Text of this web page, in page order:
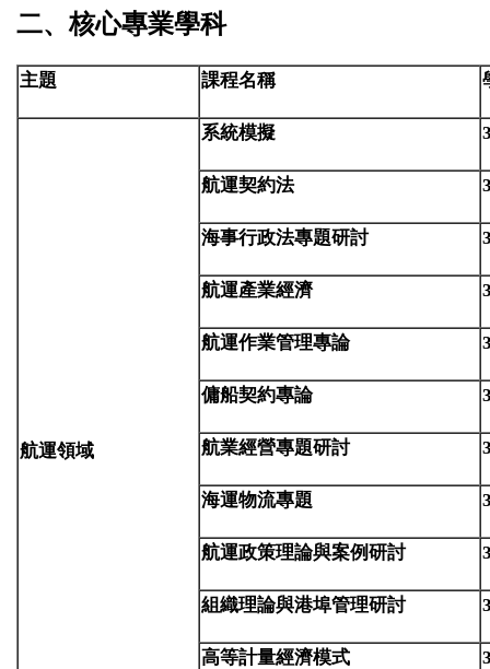
二、核心專業學科
主題 課程名稱
航運領域
系統模擬
航運契約法
海事行政法專題研討
航運產業經濟
航運作業管理專論
傭船契約專論
航業經營專題研討
海運物流專題
航運政策理論與案例研討
組織理論與港埠管理研討
高等計量經濟模式